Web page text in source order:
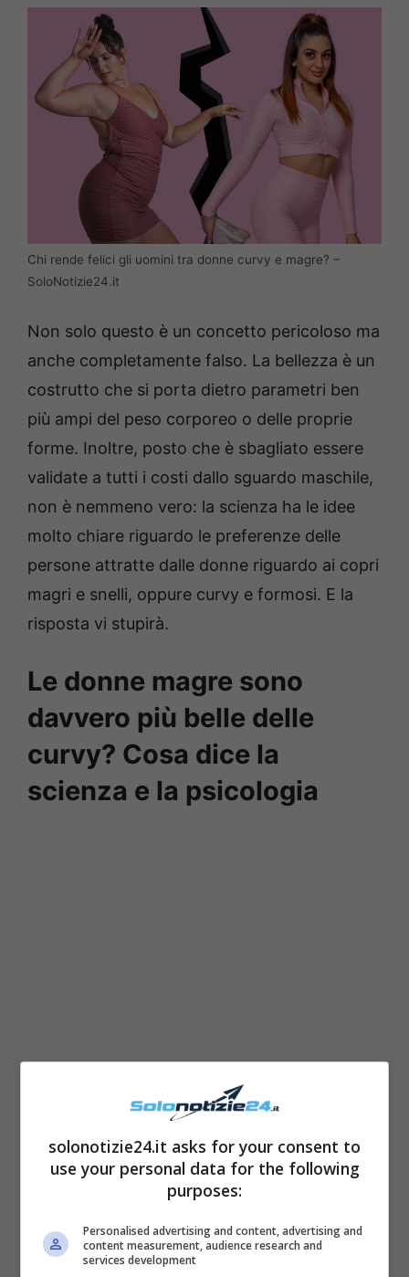
Chi rende felici gli uomini tra donne curvy e magre? –
SoloNotizie24.it
Non solo questo è un concetto pericoloso ma
anche completamente falso. La bellezza è un
costrutto che si porta dietro parametri ben
più ampi del peso corporeo o delle proprie
forme. Inoltre, posto che è sbagliato essere
validate a tutti i costi dallo sguardo maschile,
non è nemmeno vero: la scienza ha le idee
molto chiare riguardo le preferenze delle
persone attratte dalle donne riguardo ai copri
magri e snelli, oppure curvy e formosi. E la
risposta vi stupirà.
Le donne magre sono
davvero più belle delle
curvy? Cosa dice la
scienza e la psicologia
Nonostante sulle copertine di riviste, nei
video musicali, in televisione, sui social c’è una
rappresentazione davvero misera delle donne
curvy e formose, la scienza ha le idee chiare
reali preferenze degli uomini
non sono, infatti, le più snelle a poter davvero
rendere felice chi sta cercando una
solonotizie24.it asks for your consent to
use your personal data for the following
purposes:
Personalised advertising and content, advertising and
content measurement, audience research and
services development